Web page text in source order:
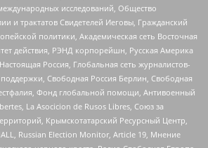
исследований, Общество
и трактатов Свидетелей Иеговы, Гражданский
политики, Академическая сеть Восточная
действия, РЭНД корпорейшн, Русская Америка
Россия, Глобальная сеть журналистов-
поддержки, Свободная Россия Берлин, Свободная
Фонд глобальной помощи, Антивоенный
La Asocicion de Rusos Libres, Союз за
Крымскотатарский Ресурсный Центр,
Russian Election Monitor, Article 19, Мнение